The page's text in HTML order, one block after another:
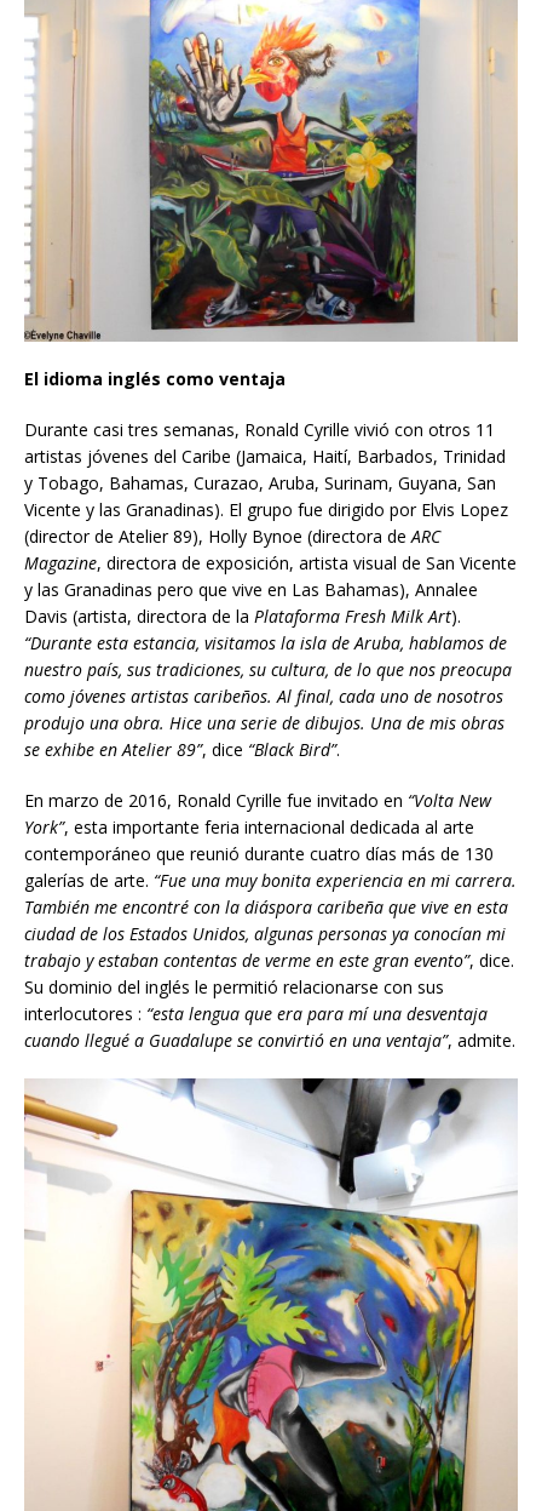
El idioma inglés como ventaja
Durante casi tres semanas, Ronald Cyrille vivió con otros 11
artistas jóvenes del Caribe (Jamaica, Haití, Barbados, Trinidad
y Tobago, Bahamas, Curazao, Aruba, Surinam, Guyana, San
Vicente y las Granadinas). El grupo fue dirigido por Elvis Lopez
(director de Atelier 89), Holly Bynoe (directora deARC
Magazine, directora de exposición, artista visual de San Vicente
y las Granadinas pero que vive en Las Bahamas), Annalee
Davis (artista, directora de la Plataforma Fresh Milk Art).
“Durante esta estancia, visitamos la isla de Aruba, hablamos de
nuestro país, sus tradiciones, su cultura, de lo que nos preocupa
como jóvenes artistas caribeños. Al final, cada uno de nosotros
produjo una obra. Hice una serie de dibujos. Una de mis obras
se exhibe en Atelier 89”, dice “Black Bird”.
En marzo de 2016, Ronald Cyrille fue invitado en “Volta New
York”, esta importante feria internacional dedicada al arte
contemporáneo que reunió durante cuatro días más de 130
galerías de arte. “Fue una muy bonita experiencia en mi carrera.
También me encontré con la diáspora caribeña que vive en esta
ciudad de los Estados Unidos, algunas personas ya conocían mi
trabajo y estaban contentas de verme en este gran evento”, dice.
Su dominio del inglés le permitió relacionarse con sus
interlocutores : “esta lengua que era para míuna desventaja
cuando llegué a Guadalupe se convirtió en una ventaja”, admite.